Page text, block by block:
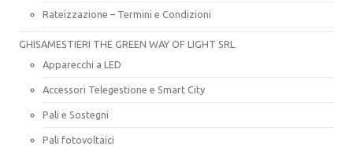
Rateizzazione – Termini e Condizioni
GHISAMESTIERI THE GREEN WAY OF LIGHT SRL
Apparecchi a LED
Accessori Telegestione e Smart City
Pali e Sostegni
Pali fotovoltaici